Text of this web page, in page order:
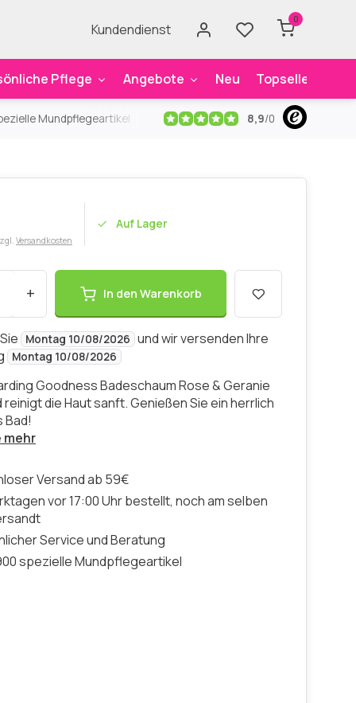
Kundendienst
0
Pflege Angebote Neu Topseller
Mundpflegeartikel Kostenloser Versandab 59€
8,9/0
Versandkosten
Auf Lager
+ In den Warenkorb
Montag 10/08/2026 und wir versenden Ihre
Montag 10/08/2026
Goodness Badeschaum Rose & Geranie
die Haut sanft. Genießen Sie ein herrlich
mehr
Versand ab 59€
vor 17:00 Uhr bestellt, noch am selben
Service und Beratung
spezielle Mundpflegeartikel